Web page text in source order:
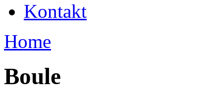
Kontakt
Home
Boule